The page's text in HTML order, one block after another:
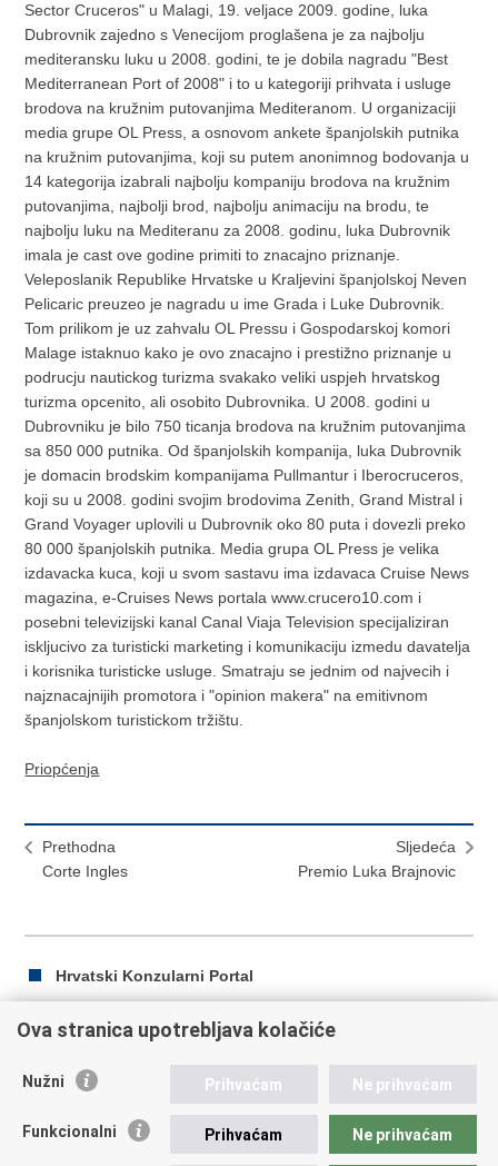
Sector Cruceros" u Malagi, 19. veljace 2009. godine, luka
Dubrovnik zajedno s Venecijom proglašena je za najbolju
mediteransku luku u 2008. godini, te je dobila nagradu "Best
Mediterranean Port of 2008" i to u kategoriji prihvata i usluge
brodova na kružnim putovanjima Mediteranom. U organizaciji
media grupe OL Press, a osnovom ankete španjolskih putnika
na kružnim putovanjima, koji su putem anonimnog bodovanja u
14 kategorija izabrali najbolju kompaniju brodova na kružnim
putovanjima, najbolji brod, najbolju animaciju na brodu, te
najbolju luku na Mediteranu za 2008. godinu, luka Dubrovnik
imala je cast ove godine primiti to znacajno priznanje.
Veleposlanik Republike Hrvatske u Kraljevini španjolskoj Neven
Pelicaric preuzeo je nagradu u ime Grada i Luke Dubrovnik.
Tom prilikom je uz zahvalu OL Pressu i Gospodarskoj komori
Malage istaknuo kako je ovo znacajno i prestižno priznanje u
podrucju nautickog turizma svakako veliki uspjeh hrvatskog
turizma opcenito, ali osobito Dubrovnika. U 2008. godini u
Dubrovniku je bilo 750 ticanja brodova na kružnim putovanjima
sa 850 000 putnika. Od španjolskih kompanija, luka Dubrovnik
je domacin brodskim kompanijama Pullmantur i Iberocruceros,
koji su u 2008. godini svojim brodovima Zenith, Grand Mistral i
Grand Voyager uplovili u Dubrovnik oko 80 puta i dovezli preko
80 000 španjolskih putnika. Media grupa OL Press je velika
izdavacka kuca, koji u svom sastavu ima izdavaca Cruise News
magazina, e-Cruises News portala www.crucero10.com i
posebni televizijski kanal Canal Viaja Television specijaliziran
iskljucivo za turisticki marketing i komunikaciju izmedu davatelja
i korisnika turisticke usluge. Smatraju se jednim od najvecih i
najznacajnijih promotora i "opinion makera" na emitivnom
španjolskom turistickom tržištu.
Priopćenja
Prethodna
Corte Ingles
Sljedeća
Premio Luka Brajnovic
Hrvatski Konzularni Portal
Ispiši
Podijeli
Facebooku
Twitteru
Republika Hrvatska
Ova stranica upotrebljava kolačiće
Nužni Prihvaćam Ne prihvaćam
Funkcionalni Prihvaćam Ne prihvaćam